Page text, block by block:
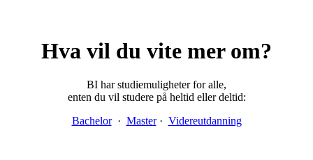
Hva vil du vite mer om?
BI har studiemuligheter for alle,
enten du vil studere på heltid eller deltid:
Bachelor· Master· Videreutdanning